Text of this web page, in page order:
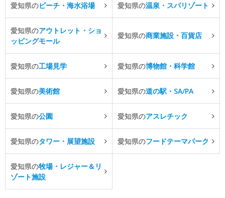
愛知県のビーチ・海水浴場 愛知県の温泉・スパリゾート
愛知県のアウトレット・ショ
ッピングモール
愛知県の商業施設・百貨店
愛知県の工場見学 愛知県の博物館・科学館
愛知県の美術館 愛知県の道の駅・SA/PA
愛知県の公園 愛知県のアスレチック
愛知県のタワー・展望施設 愛知県のフードテーマパーク
愛知県の牧場・レジャー＆リ
ゾート施設